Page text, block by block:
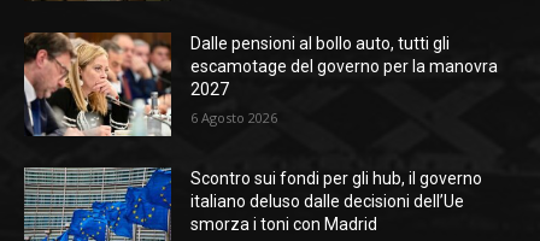
Dalle pensioni al bollo auto, tutti gli
escamotage del governo per la manovra
2027
6 Agosto 2026
Scontro sui fondi per gli hub, il governo
italiano deluso dalle decisioni dell’Ue
smorza i toni con Madrid